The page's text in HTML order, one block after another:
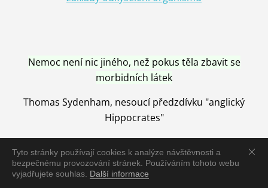
Tyto stránky používají cookies k analýze návštěvnosti a
bezpečnému provozování stránek. Používáním tohoto webu
vyjadřujete souhlas. Další informace
Nemoc není nic jiného, než pokus těla zbavit se
morbidních látek
Thomas Sydenham, nesoucí předzdívku "anglický
Hippocrates"
Nemoc je vyléčena jen pomocí Přírody, neutralizací a